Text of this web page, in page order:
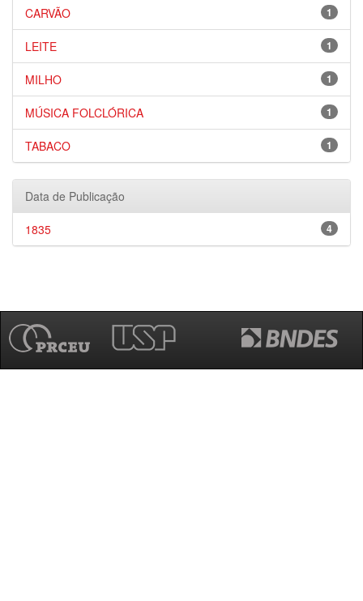
1
CARVÃO
1
LEITE
1
MILHO
1
MÚSICA FOLCLÓRICA
1
TABACO
Data de Publicação
4
1835